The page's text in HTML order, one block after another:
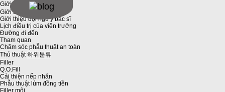
Giới thiệu EDGE 하위분류
Giới thiệu bệnh viện
Giới thiệu đội ngũ y bác sĩ
Lịch điều trị của viện trưởng
Đường đi đến
Tham quan
Chăm sóc phẫu thuật an toàn
Thủ thuật 하위분류
Filler
Q.O.Fill
Cải thiện nếp nhăn
Phẫu thuật lúm đồng tiền